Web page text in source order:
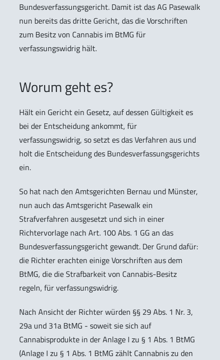
Bundesverfassungsgericht. Damit ist das AG Pasewalk
nun bereits das dritte Gericht, das die Vorschriften
zum Besitz von Cannabis im BtMG für
verfassungswidrig hält.
Worum geht es?
Hält ein Gericht ein Gesetz, auf dessen Gültigkeit es
bei der Entscheidung ankommt, für
verfassungswidrig, so setzt es das Verfahren aus und
holt die Entscheidung des Bundesverfassungsgerichts
ein.
So hat nach den Amtsgerichten Bernau und Münster,
nun auch das Amtsgericht Pasewalk ein
Strafverfahren ausgesetzt und sich in einer
Richtervorlage nach Art. 100 Abs. 1 GG an das
Bundesverfassungsgericht gewandt. Der Grund dafür:
die Richter erachten einige Vorschriften aus dem
BtMG, die die Strafbarkeit von Cannabis-Besitz
regeln, für verfassungswidrig.
Nach Ansicht der Richter würden §§ 29 Abs. 1 Nr. 3,
29a und 31a BtMG - soweit sie sich auf
Cannabisprodukte in der Anlage I zu § 1 Abs. 1 BtMG
(Anlage I zu § 1 Abs. 1 BtMG zählt Cannabnis zu den